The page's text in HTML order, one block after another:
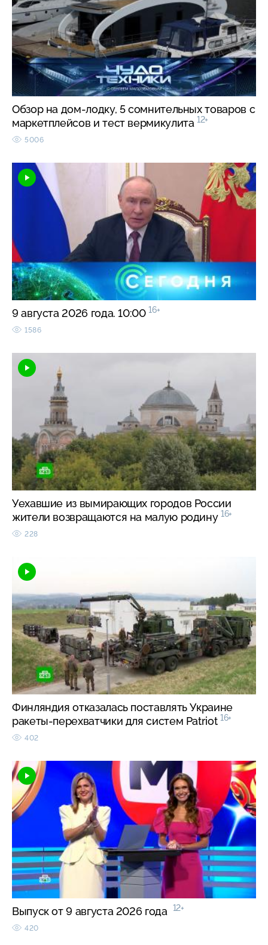
Обзор на дом-лодку, 5 сомнительных товаров с
маркетплейсов и тест вермикулита 12+
5006
9 августа 2026 года. 10:00 16+
1586
Уехавшие из вымирающих городов России
жители возвращаются на малую родину 16+
228
Финляндия отказалась поставлять Украине
ракеты-перехватчики для систем Patriot 16+
402
Выпуск от 9 августа 2026 года 12+
420